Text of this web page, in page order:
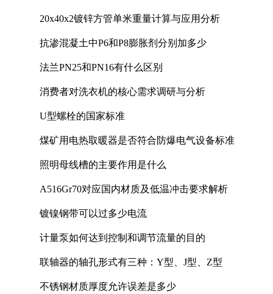
20x40x2镀锌方管单米重量计算与应用分析
抗渗混凝土中P6和P8膨胀剂分别加多少
法兰PN25和PN16有什么区别
消费者对洗衣机的核心需求调研与分析
U型螺栓的国家标准
煤矿用电热取暖器是否符合防爆电气设备标准
照明母线槽的主要作用是什么
A516Gr70对应国内材质及低温冲击要求解析
镀镍钢带可以过多少电流
计量泵如何达到控制和调节流量的目的
联轴器的轴孔形式有三种：Y型、J型、Z型
不锈钢材质厚度允许误差是多少